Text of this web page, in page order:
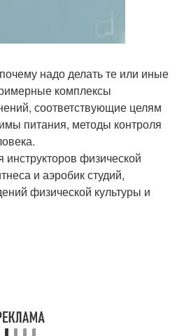
надо делать те или иные
комплексы
соответствующие целям
питания, методы контроля
инструкторов физической
и аэробик студий,
физической культуры и